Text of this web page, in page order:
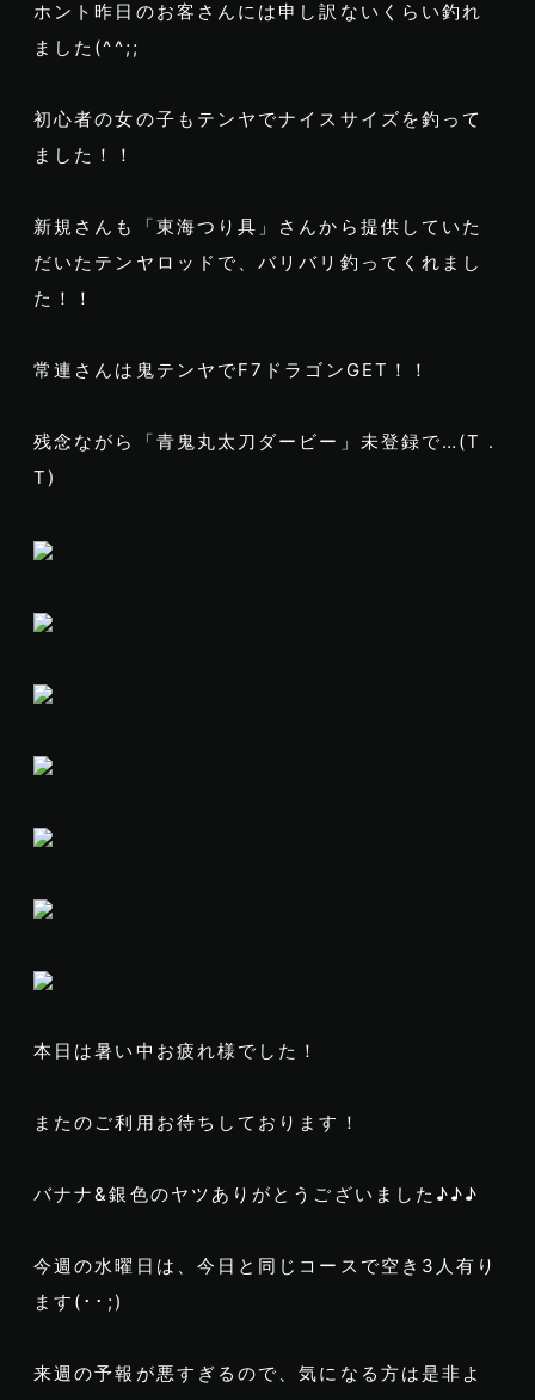
ホント昨日のお客さんには申し訳ないくらい釣れ
ました(^^;;
初心者の女の子もテンヤでナイスサイズを釣って
ました！！
新規さんも「東海つり具」さんから提供していた
だいたテンヤロッドで、バリバリ釣ってくれまし
た！！
常連さんは鬼テンヤでF7ドラゴンGET！！
残念ながら「青鬼丸太刀ダービー」未登録で…(T .
T)
本日は暑い中お疲れ様でした！
またのご利用お待ちしております！
バナナ&銀色のヤツありがとうございました♪♪♪
今週の水曜日は、今日と同じコースで空き3人有り
ます(･･;)
来週の予報が悪すぎるので、気になる方は是非よ